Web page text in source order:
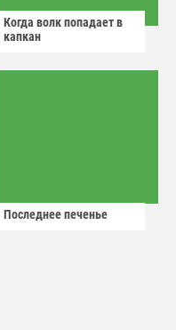
Когда волк попадает в
капкан
Последнее печенье